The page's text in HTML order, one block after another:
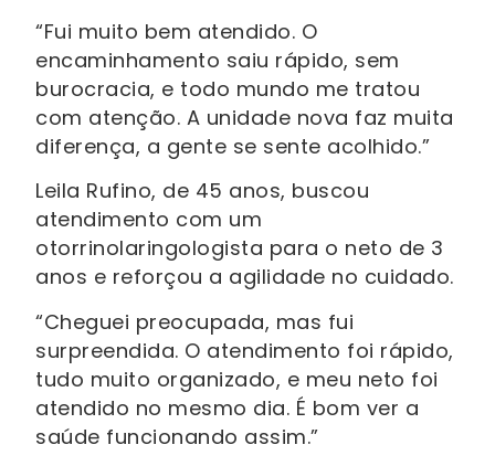
“Fui muito bem atendido. O
encaminhamento saiu rápido, sem
burocracia, e todo mundo me tratou
com atenção. A unidade nova faz muita
diferença, a gente se sente acolhido.”
Leila Rufino, de 45 anos, buscou
atendimento com um
otorrinolaringologista para o neto de 3
anos e reforçou a agilidade no cuidado.
“Cheguei preocupada, mas fui
surpreendida. O atendimento foi rápido,
tudo muito organizado, e meu neto foi
atendido no mesmo dia. É bom ver a
saúde funcionando assim.”